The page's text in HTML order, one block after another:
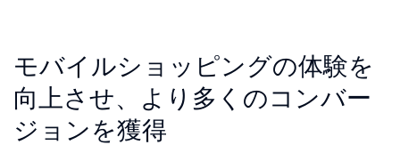
モバイルショッピングの体験を
向上させ、より多くのコンバー
ジョンを獲得